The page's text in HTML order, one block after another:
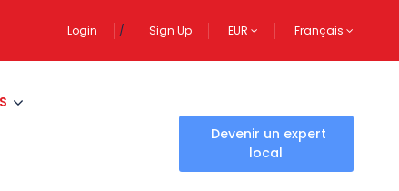
Login Sign Up EUR Français
Devenir un expert
local